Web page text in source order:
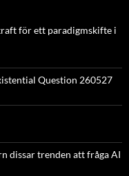
för ett paradigmskifte i
Question 260527
dissar trenden att fråga AI